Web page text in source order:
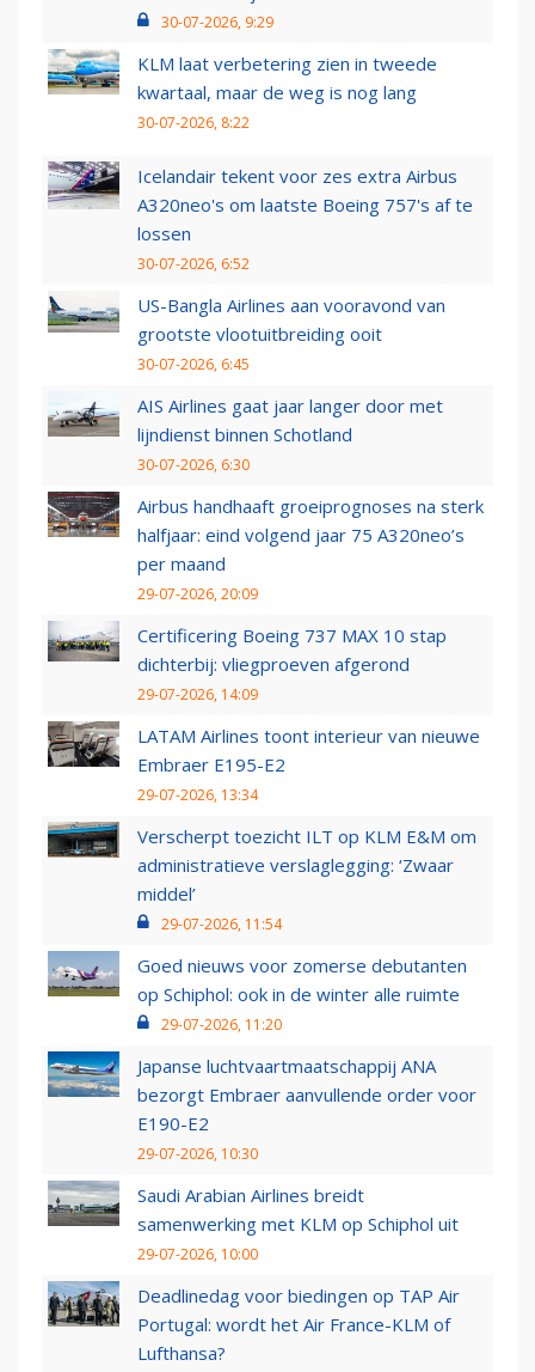
30-07-2026, 9:29
KLM laat verbetering zien in tweede
kwartaal, maar de weg is nog lang
30-07-2026, 8:22
Icelandair tekent voor zes extra Airbus
A320neo's om laatste Boeing 757's af te
lossen
30-07-2026, 6:52
US-Bangla Airlines aan vooravond van
grootste vlootuitbreiding ooit
30-07-2026, 6:45
AIS Airlines gaat jaar langer door met
lijndienst binnen Schotland
30-07-2026, 6:30
Airbus handhaaft groeiprognoses na sterk
halfjaar: eind volgend jaar 75 A320neo’s
per maand
29-07-2026, 20:09
Certificering Boeing 737 MAX 10 stap
dichterbij: vliegproeven afgerond
29-07-2026, 14:09
LATAM Airlines toont interieur van nieuwe
Embraer E195-E2
29-07-2026, 13:34
Verscherpt toezicht ILT op KLM E&M om
administratieve verslaglegging: ‘Zwaar
middel’
29-07-2026, 11:54
Goed nieuws voor zomerse debutanten
op Schiphol: ook in de winter alle ruimte
29-07-2026, 11:20
Japanse luchtvaartmaatschappij ANA
bezorgt Embraer aanvullende order voor
E190-E2
29-07-2026, 10:30
Saudi Arabian Airlines breidt
samenwerking met KLM op Schiphol uit
29-07-2026, 10:00
Deadlinedag voor biedingen op TAP Air
Portugal: wordt het Air France-KLM of
Lufthansa?